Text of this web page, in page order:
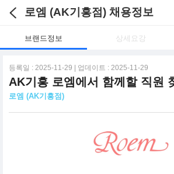
로엠 (AK기흥점) 채용정보
브랜드정보 상세요강
등록일 : 2025-11-29 | 업데이트 : 2025-11-29
AK기흥 로엠에서 함께할 직원
로엠 (AK기흥점)